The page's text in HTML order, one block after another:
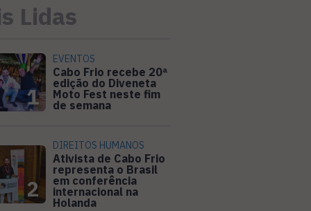
Lidas
1
EVENTOS
Cabo Frio recebe 20ª
edição do Diveneta
Moto Fest neste fim
de semana
2
DIREITOS HUMANOS
Ativista de Cabo Frio
representa o Brasil
em conferência
internacional na
Holanda